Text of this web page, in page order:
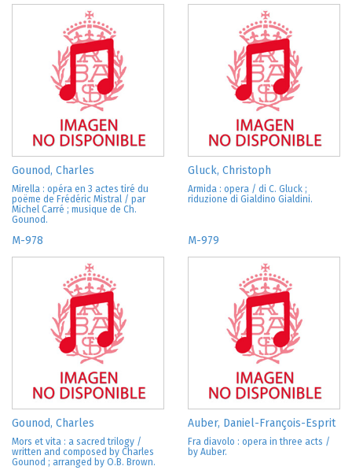
Gounod, Charles
Mirella : opéra en 3 actes tiré du
poëme de Frédéric Mistral / par
Michel Carré ; musique de Ch.
Gounod.
Gluck, Christoph
Armida : opera / di C. Gluck ;
riduzione di Gialdino Gialdini.
M-978
Gounod, Charles
Mors et vita : a sacred trilogy /
written and composed by Charles
Gounod ; arranged by O.B. Brown.
M-979
Auber, Daniel-François-Esprit
Fra diavolo : opera in three acts /
by Auber.